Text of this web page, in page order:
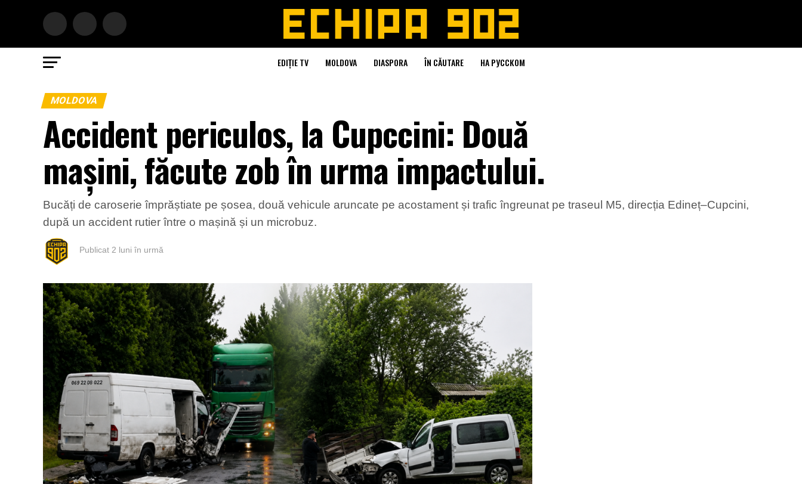
EDIȚIE TV MOLDOVA DIASPORA ÎN CĂUTARE НА РУССКОМ
MOLDOVA
Accident periculos, la Cupccini: Două
mașini, făcute zob în urma impactului.
Bucăți de caroserie împrăștiate pe șosea, două vehicule aruncate pe acostament și trafic îngreunat pe traseul M5, direcția Edineț–Cupcini,
după un accident rutier între o mașină și un microbuz.
Publicat 2 luni în urmă